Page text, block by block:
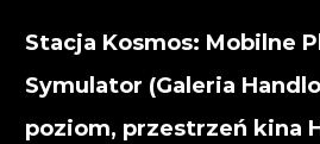
Stacja Kosmos: Mobilne
Symulator (Galeria
poziom, przestrzeń kina